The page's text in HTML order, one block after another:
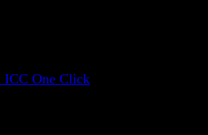
ICC One Click
transport, dokumen
ekspor, kontrak